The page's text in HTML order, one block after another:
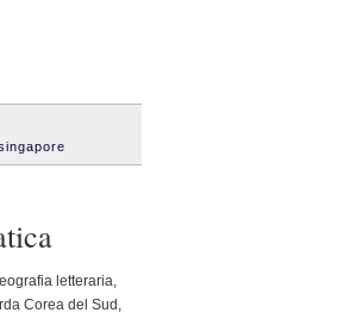
letteraria,
Corea del Sud,